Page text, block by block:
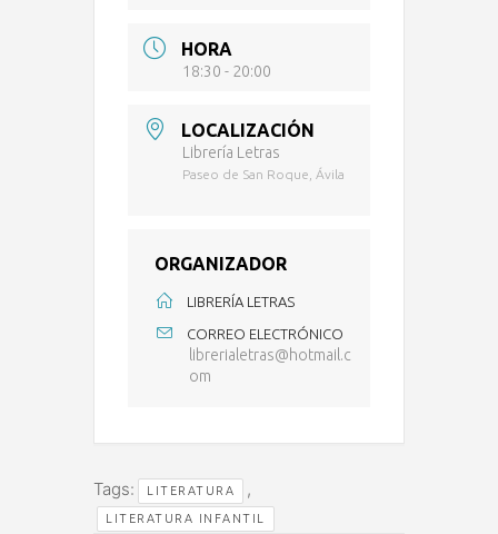
HORA
18:30 - 20:00
LOCALIZACIÓN
Librería Letras
Paseo de San Roque, Ávila
ORGANIZADOR
LIBRERÍA LETRAS
CORREO ELECTRÓNICO
librerialetras@hotmail.c
om
Tags: LITERATURA ,
LITERATURA INFANTIL